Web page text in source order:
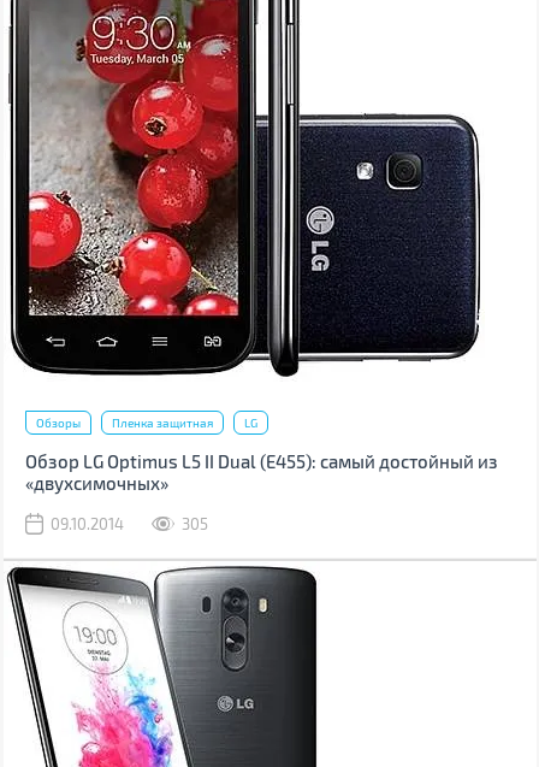
Обзоры Пленка защитная LG
Обзор LG Optimus L5 II Dual (Е455): самый достойный из
«двухсимочных»
09.10.2014 305